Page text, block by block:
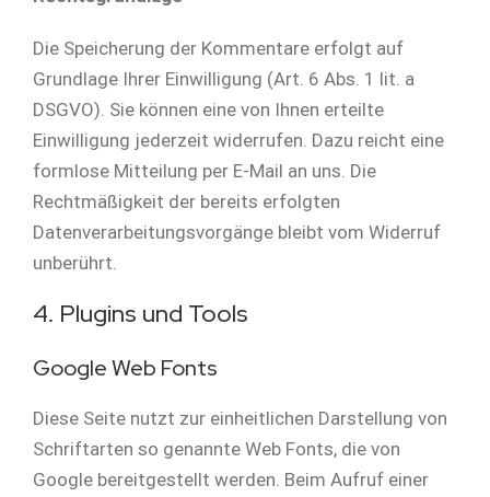
Die Speicherung der Kommentare erfolgt auf
Grundlage Ihrer Einwilligung (Art. 6 Abs. 1 lit. a
DSGVO). Sie können eine von Ihnen erteilte
Einwilligung jederzeit widerrufen. Dazu reicht eine
formlose Mitteilung per E-Mail an uns. Die
Rechtmäßigkeit der bereits erfolgten
Datenverarbeitungsvorgänge bleibt vom Widerruf
unberührt.
4. Plugins und Tools
Google Web Fonts
Diese Seite nutzt zur einheitlichen Darstellung von
Schriftarten so genannte Web Fonts, die von
Google bereitgestellt werden. Beim Aufruf einer